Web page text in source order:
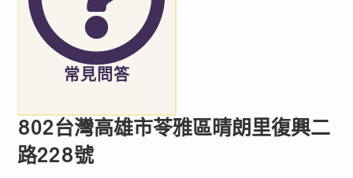
常見問答
802台灣高雄市苓雅區晴朗里復興二
路228號